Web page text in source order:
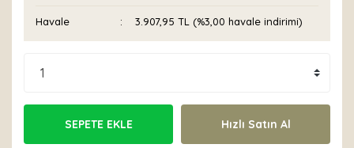
Havale 3.907,95 TL (%3,00 havale indirimi)
SEPETE EKLE Hızlı Satın Al